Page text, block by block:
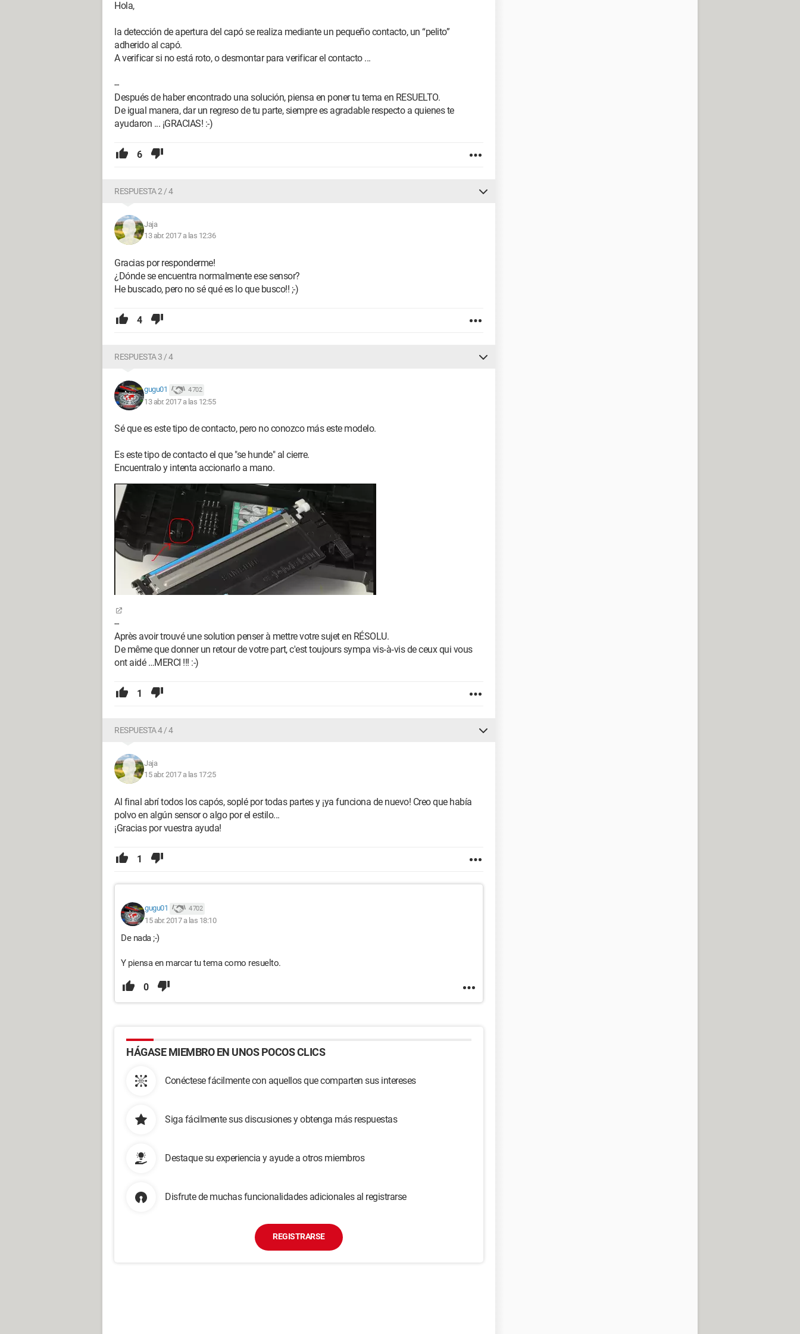
Hola,
la detección de apertura del capó se realiza mediante un pequeño contacto, un “pelito”
adherido al capó.
A verificar si no está roto, o desmontar para verificar el contacto ...
--
Después de haber encontrado una solución, piensa en poner tu tema en RESUELTO.
De igual manera, dar un regreso de tu parte, siempre es agradable respecto a quienes te
ayudaron ... ¡GRACIAS! :-)
6
RESPUESTA 2 / 4
Jaja
13 abr. 2017 a las 12:36
Gracias por responderme!
¿Dónde se encuentra normalmente ese sensor?
He buscado, pero no sé qué es lo que busco!! ;-)
4
RESPUESTA 3 / 4
gugu01 4 702
13 abr. 2017 a las 12:55
Sé que es este tipo de contacto, pero no conozco más este modelo.
Es este tipo de contacto el que "se hunde" al cierre.
Encuentralo y intenta accionarlo a mano.
--
Après avoir trouvé une solution penser à mettre votre sujet en RÉSOLU.
De même que donner un retour de votre part, c'est toujours sympa vis‑à‑vis de ceux qui vous
ont aidé …MERCI !!! :-)
1
RESPUESTA 4 / 4
Jaja
15 abr. 2017 a las 17:25
Al final abrí todos los capós, soplé por todas partes y ¡ya funciona de nuevo! Creo que había
polvo en algún sensor o algo por el estilo...
¡Gracias por vuestra ayuda!
1
gugu01 4 702
15 abr. 2017 a las 18:10
De nada ;-)
Y piensa en marcar tu tema como resuelto.
0
HÁGASE MIEMBRO EN UNOS POCOS CLICS
Conéctese fácilmente con aquellos que comparten sus intereses
Siga fácilmente sus discusiones y obtenga más respuestas
Destaque su experiencia y ayude a otros miembros
Disfrute de muchas funcionalidades adicionales al registrarse
REGISTRARSE